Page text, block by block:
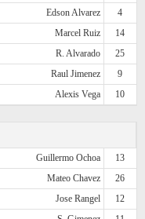
Edson Alvarez
4
Marcel Ruiz
14
R. Alvarado
25
Raul Jimenez
9
Alexis Vega 10
Guillermo Ochoa
13
Mateo Chavez
26
Jose Rangel
12